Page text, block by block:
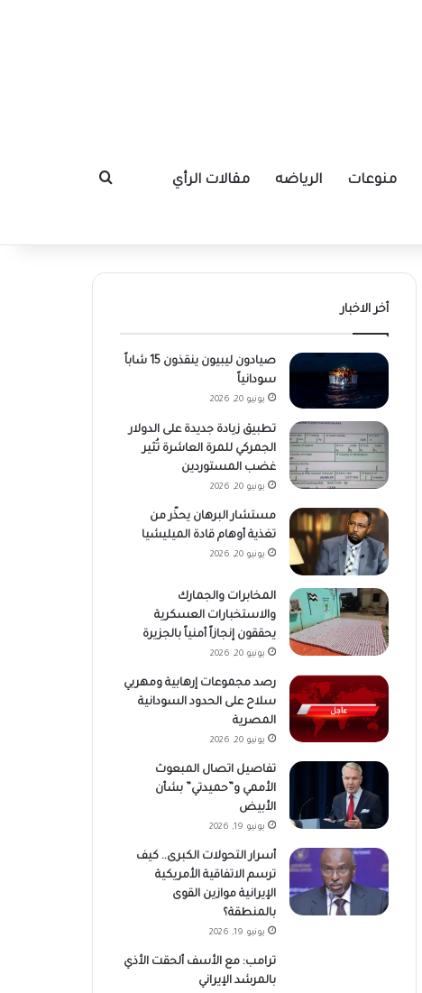
منوعات الرياضه مقالات الرأي بحث عن
أخر الاخبار
صيادون ليبيون ينقذون 15 شاباً
سودانياً
يونيو 20, 2026
تطبيق زيادة جديدة على الدولار
الجمركي للمرة العاشرة تُثير
غضب المستوردين
يونيو 20, 2026
مستشار البرهان يحذّر من
تغذية أوهام قادة الميليشيا
يونيو 20, 2026
المخابرات والجمارك
والاستخبارات العسكرية
يحققون إنجازاً أمنياً بالجزيرة
يونيو 20, 2026
رصد مجموعات إرهابية ومهربي
سلاح على الحدود السودانية
المصرية
يونيو 20, 2026
تفاصيل اتصال المبعوث
الأممي و”حميدتي” بشأن
الأبيض
يونيو 19, 2026
أسرار التحولات الكبرى.. كيف
ترسم الاتفاقية الأمريكية
الإيرانية موازين القوى
بالمنطقة؟
يونيو 19, 2026
ترامب: مع الأسف ألحقت الأذي
بالمرشد الإيراني